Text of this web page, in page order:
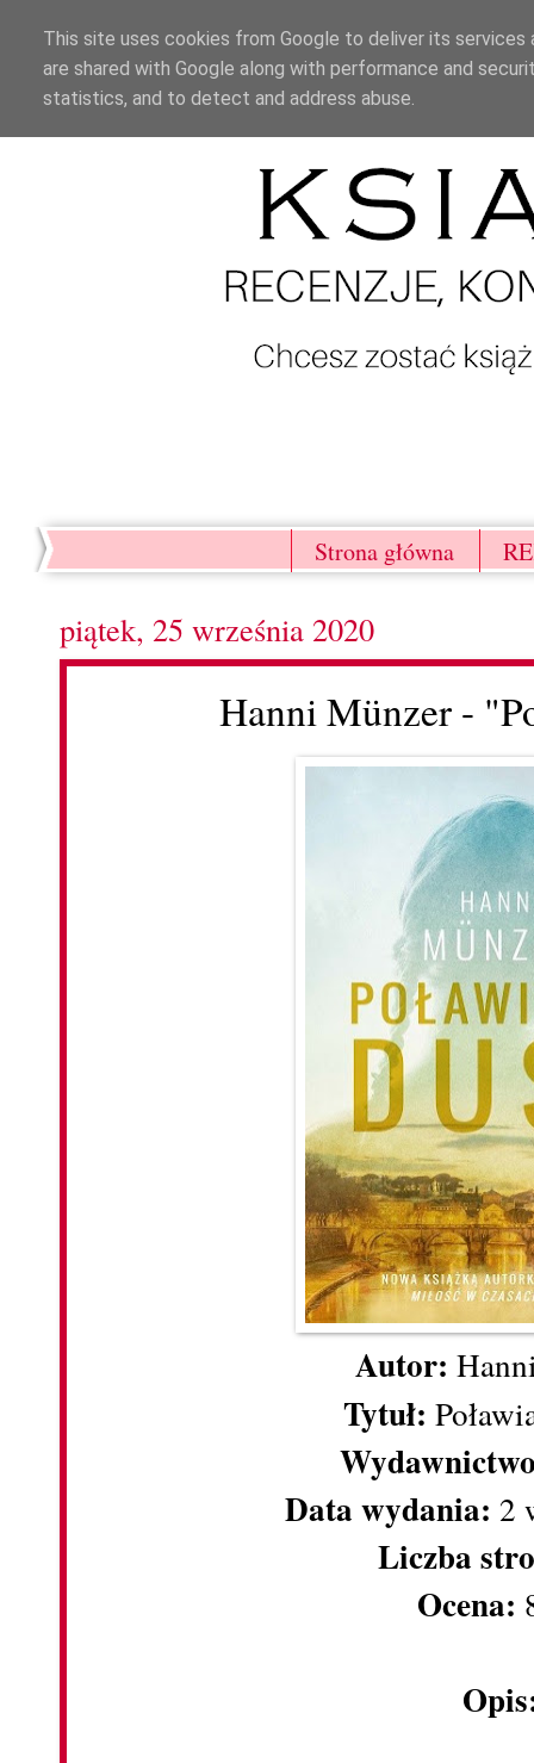
Strona główna
piątek, 25 września 2020
Hanni Münzer -
Autor:
Tytuł:
Data wydania: 2
Liczba
Ocena:
This site uses cookies from Google to deliver its
are shared with Google along with performance and
statistics, and to detect and address abuse.